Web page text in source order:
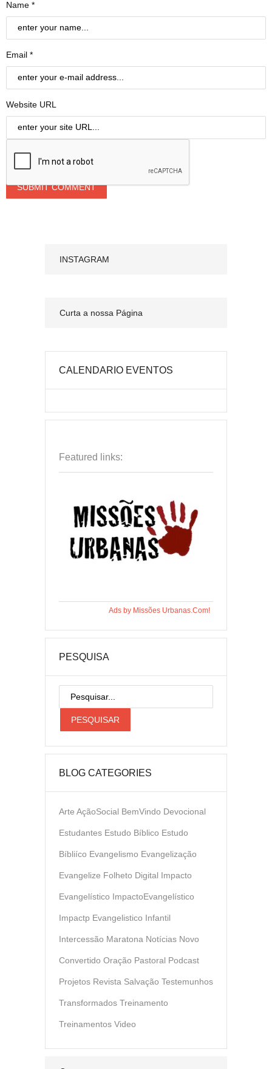
Name *
Email *
Website URL
INSTAGRAM
Curta a nossa Página
CALENDARIO EVENTOS
Featured links:
Ads by Missões Urbanas.Com!
PESQUISA
BLOG CATEGORIES
Arte AçãoSocial BemVindo Devocional
Estudantes Estudo Bíblico Estudo
Bíbliíco Evangelismo Evangelização
Evangelize Folheto Digital Impacto
Evangelístico ImpactoEvangelístico
Impactp Evangelistico Infantil
Intercessão Maratona Notícias Novo
Convertido Oração Pastoral Podcast
Projetos Revista Salvação Testemunhos
Transformados Treinamento
Treinamentos Video